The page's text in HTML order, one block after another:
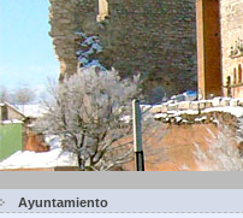
Ayuntamiento